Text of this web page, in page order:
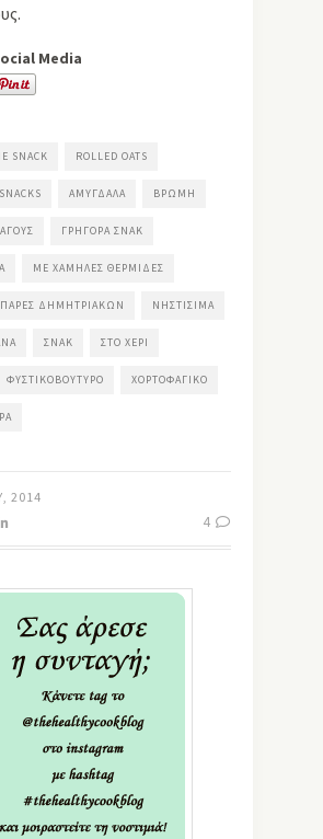
Media
SNACK ROLLED OATS
ΑΜΎΓΔΑΛΑ ΒΡΏΜΗ
ΓΡΉΓΟΡΑ ΣΝΑΚ
ΜΕ ΧΑΜΗΛΈΣ ΘΕΡΜΊΔΕΣ
ΔΗΜΗΤΡΙΑΚΏΝ ΝΗΣΤΊΣΙΜΑ
ΣΝΑΚ ΣΤΟ ΧΈΡΙ
ΦΥΣΤΙΚΟΒΟΎΤΥΡΟ ΧΟΡΤΟΦΑΓΙΚΌ
2014
4